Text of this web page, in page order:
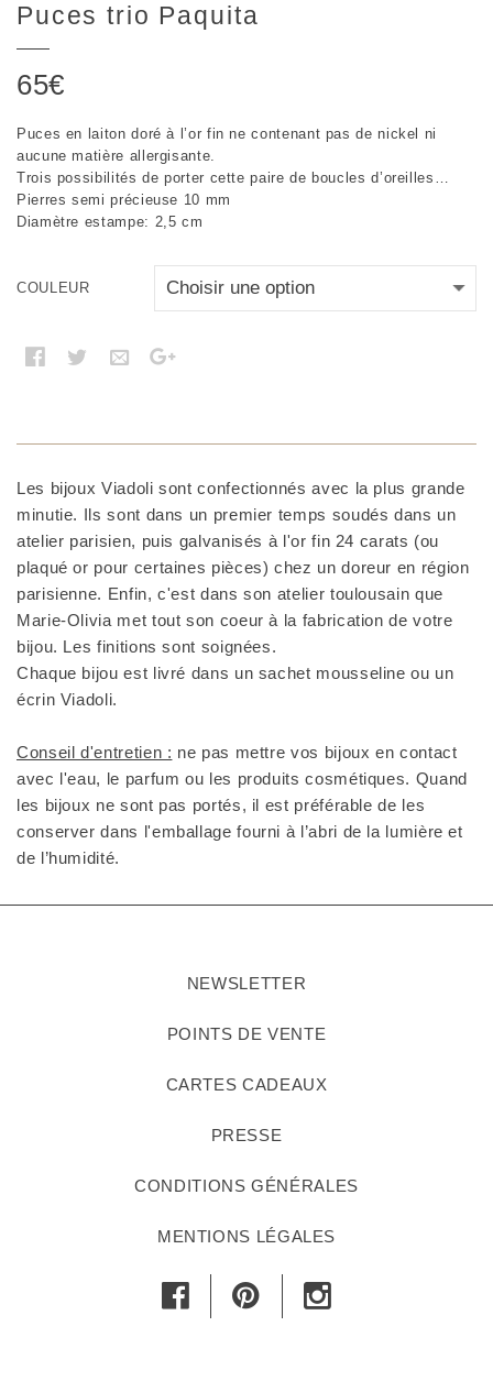
Puces trio Paquita
65€
Puces en laiton doré à l’or fin ne contenant pas de nickel ni
aucune matière allergisante.
Trois possibilités de porter cette paire de boucles d’oreilles…
Pierres semi précieuse 10 mm
Diamètre estampe: 2,5 cm
COULEUR
Les bijoux Viadoli sont confectionnés avec la plus grande
minutie. Ils sont dans un premier temps soudés dans un
atelier parisien, puis galvanisés à l'or fin 24 carats (ou
plaqué or pour certaines pièces) chez un doreur en région
parisienne. Enfin, c'est dans son atelier toulousain que
Marie-Olivia met tout son coeur à la fabrication de votre
bijou. Les finitions sont soignées.
Chaque bijou est livré dans un sachet mousseline ou un
écrin Viadoli.
Conseil d'entretien : ne pas mettre vos bijoux en contact
avec l'eau, le parfum ou les produits cosmétiques. Quand
les bijoux ne sont pas portés, il est préférable de les
conserver dans l'emballage fourni à l’abri de la lumière et
de l’humidité.
NEWSLETTER
POINTS DE VENTE
CARTES CADEAUX
PRESSE
CONDITIONS GÉNÉRALES
MENTIONS LÉGALES